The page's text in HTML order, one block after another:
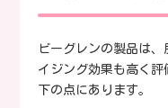
ビーグレンの製品は
イジング効果も高く
下の点にあります。